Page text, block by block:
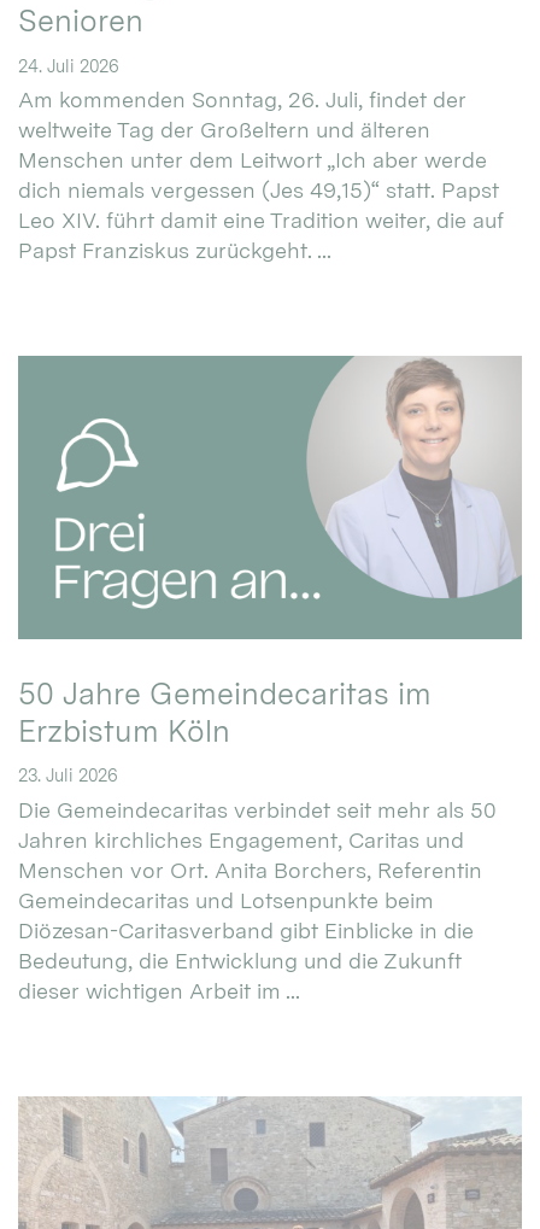
Senioren
24. Juli 2026
Am kommenden Sonntag, 26. Juli, findet der
weltweite Tag der Großeltern und älteren
Menschen unter dem Leitwort „Ich aber werde
dich niemals vergessen (Jes 49,15)“ statt. Papst
Leo XIV. führt damit eine Tradition weiter, die auf
Papst Franziskus zurückgeht. ...
50 Jahre Gemeindecaritas im
Erzbistum Köln
23. Juli 2026
Die Gemeindecaritas verbindet seit mehr als 50
Jahren kirchliches Engagement, Caritas und
Menschen vor Ort. Anita Borchers, Referentin
Gemeindecaritas und Lotsenpunkte beim
Diözesan-Caritasverband gibt Einblicke in die
Bedeutung, die Entwicklung und die Zukunft
dieser wichtigen Arbeit im ...